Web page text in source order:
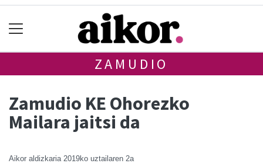
ZAMUDIO
Zamudio KE Ohorezko
Mailara jaitsi da
Aikor aldizkaria 2019ko uztailaren 2a